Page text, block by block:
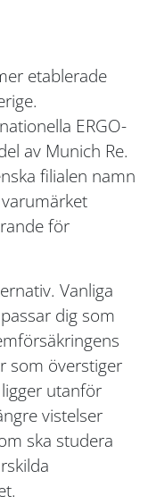
etablerade
ERGO-
av Munich Re.
filialen namn
för
Vanliga
dig som
som överstiger
utanför
vistelser
ska studera